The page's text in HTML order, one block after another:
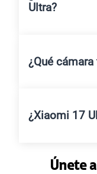
Ultra?
¿Qué
¿Xiaomi 17
Únete